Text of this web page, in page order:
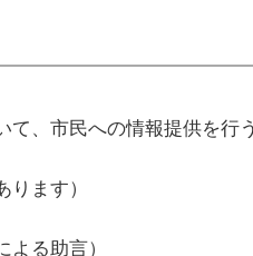
、 市民への情報提供を行
ます）
る助言）